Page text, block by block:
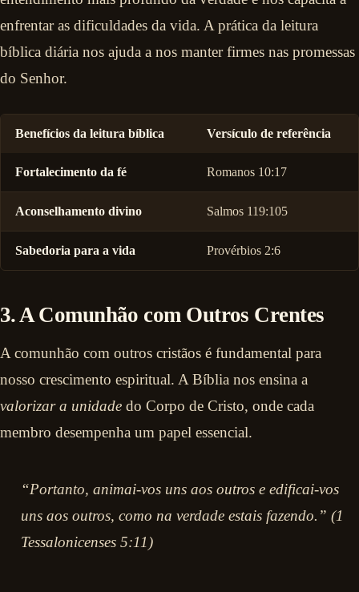
enfrentar as dificuldades da vida. A prática da leitura
bíblica diária nos ajuda a nos manter firmes nas promessas
do Senhor.
Benefícios da leitura bíblica Versículo de referência
Fortalecimento da fé Romanos 10:17
Aconselhamento divino Salmos 119:105
Sabedoria para a vida Provérbios 2:6
3. A Comunhão com Outros Crentes
A comunhão com outros cristãos é fundamental para
nosso crescimento espiritual. A Bíblia nos ensina a
valorizar a unidade do Corpo de Cristo, onde cada
membro desempenha um papel essencial.
“Portanto, animai-vos uns aos outros e edificai-vos
uns aos outros, como na verdade estais fazendo.” (1
Tessalonicenses 5:11)